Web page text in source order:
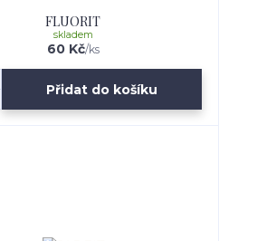
FLUORIT
60 Kč/ks
skladem
Přidat do košíku